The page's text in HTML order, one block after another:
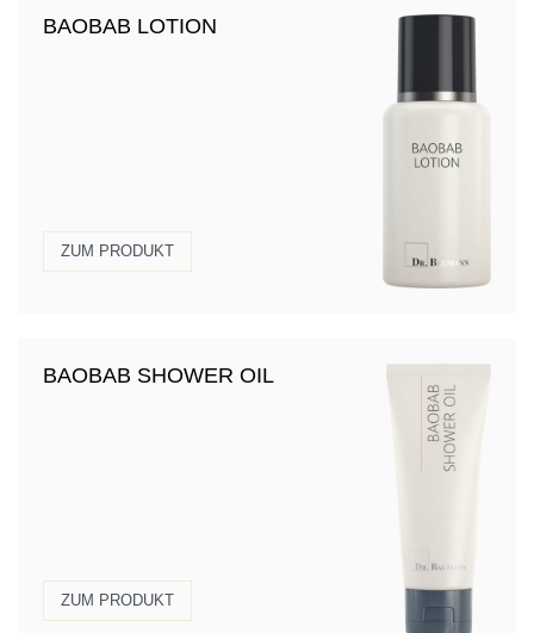
BAOBAB LOTION
ZUM PRODUKT
BAOBAB SHOWER OIL
ZUM PRODUKT